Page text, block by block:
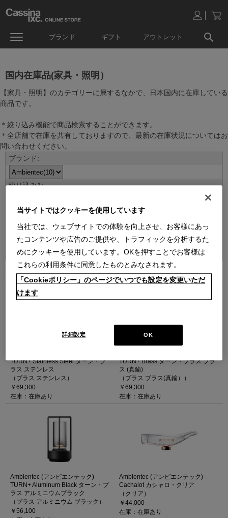
ブランド ギフト アウトレット
国内在庫品(家具・照明）
【家具・照明】のカテゴリーに属するなかで、日本国内に在庫している
商品です。
＊絞り込み機能で商品検索することができます。
＊全店舗で在庫を共有しておりますので、最新の在庫状況についてはお
問い合わせください。
並べ替え：
TURN+ Stainless Steel ターン・プ
ラス ステンレス
（プラス ステンレス）
￥69,300
在庫：在庫あり
TURN+ Brass ターン・プラス ブラ
ス (真鍮)
（プラス ブラス(真鍮））
￥69,300
在庫：在庫あり
Ambientec (アンビエンテック) -
TURN+ Aluminum Black ターン・プ
ラス アルミニウムブラック
（プラス アルミニウム ブラック）
￥56,100
Ambientec (アンビエンテック) -
Cachalot カシャロ・クリア
（クリア）
￥44,000
在庫：在庫あり
当サイトではクッキーを使用しています
当社では、ウェブサイトでの体験を向上させ、お客様にあっ
たコンテンツや広告のご提供や、トラフィックを分析するた
めにクッキーを使用しています。OKを押すことでお客様は
これらの利用条件に同意したものとみなされます。
「Cookieポリシー」のページでいつでも設定を変更いただ
けます
OK
詳細設定